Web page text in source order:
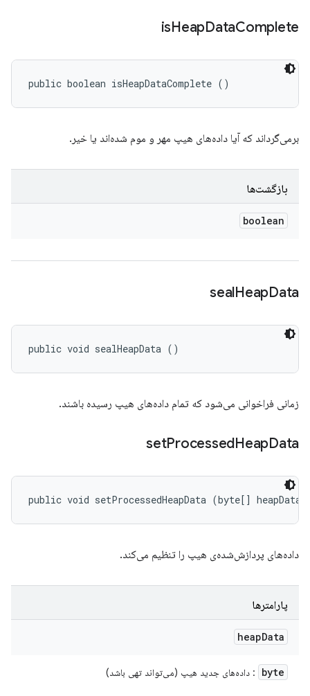
isHeapDataComplete
public boolean isHeapDataComplete ()
برمی‌گرداند که آیا داده‌های هیپ مهر و موم شده‌اند یا خیر.
بازگشت‌ها
boolean
sealHeapData
public void sealHeapData ()
زمانی فراخوانی می‌شود که تمام داده‌های هیپ رسیده باشند.
setProcessedHeapData
public void setProcessedHeapData (byte[] heapData)
داده‌های پردازش‌شده‌ی هیپ را تنظیم می‌کند.
پارامترها
heapData
byte : داده‌های جدید هیپ (می‌تواند تهی باشد)